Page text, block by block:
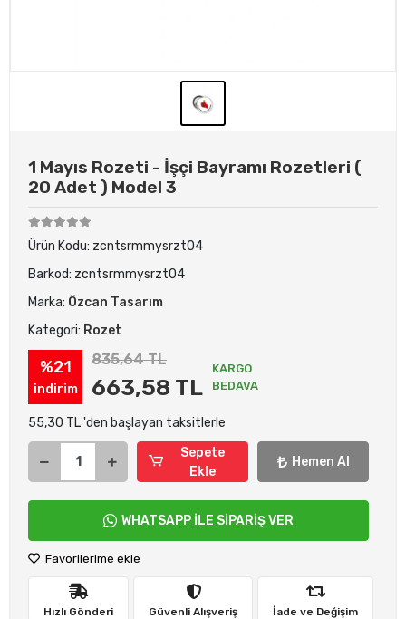
1 Mayıs Rozeti - İşçi Bayramı Rozetleri (
20 Adet ) Model 3
Ürün Kodu: zcntsrmmysrzt04
Barkod: zcntsrmmysrzt04
Marka: Özcan Tasarım
Kategori: Rozet
%21
indirim
835,64 TL
663,58 TL
KARGO
BEDAVA
55,30 TL 'den başlayan taksitlerle
Sepete
Ekle
Hemen Al
WHATSAPP İLE SİPARİŞ VER
Favorilerime ekle
Hızlı Gönderi Güvenli Alışveriş İade ve Değişim